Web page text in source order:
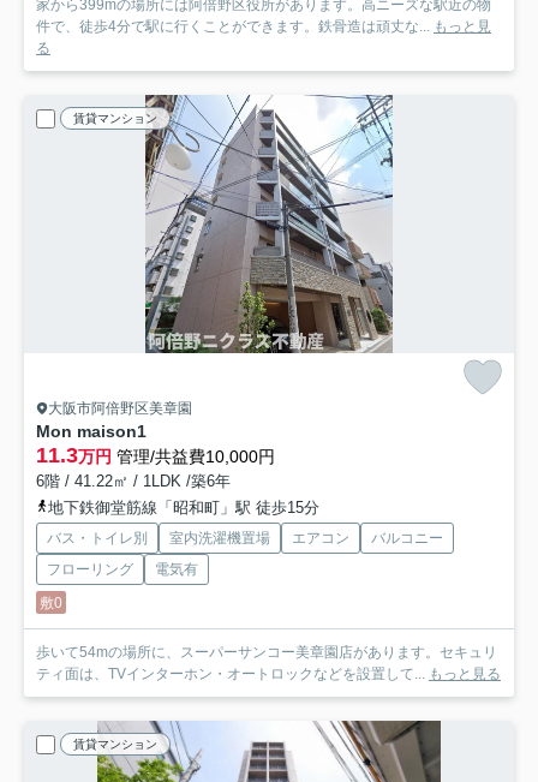
家から399mの場所には阿倍野区役所があります。高ニーズな駅近の物
件で、徒歩4分で駅に行くことができます。鉄骨造は頑丈な...
もっと見
る
賃貸マンション
大阪市阿倍野区美章園
Mon maison1
11.3万円 管理/共益費10,000円
6階 / 41.22㎡ / 1LDK /築6年
地下鉄御堂筋線「昭和町」駅 徒歩15分
バス・トイレ別 室内洗濯機置場 エアコン
バルコニー
フローリング
電気有
敷0
歩いて54mの場所に、スーパーサンコー美章園店があります。セキュリ
ティ面は、TVインターホン・オートロックなどを設置して...
もっと見る
賃貸マンション